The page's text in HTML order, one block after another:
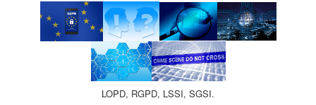
LOPD, RGPD, LSSI, SGSI.